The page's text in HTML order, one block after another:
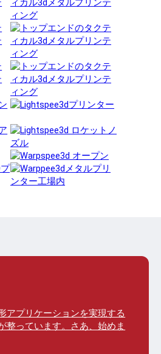
アプリケーションを実現する
整っています。さあ、始めま